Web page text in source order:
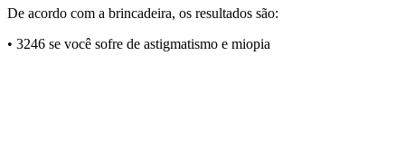
De acordo com a brincadeira, os resultados são:
• 3246 se você sofre de astigmatismo e miopia